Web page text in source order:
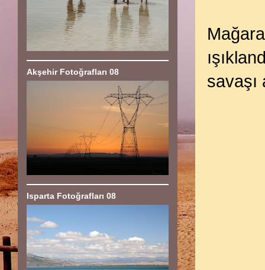
savaşı
Akşehir Fotoğrafları 08
Isparta Fotoğrafları 08